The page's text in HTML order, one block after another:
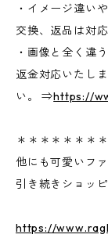
・イメージ違い
交換、返品は対
・画像と全く違
返金対応いたし
い。 ⇒https://
＊＊＊＊＊＊＊
他にも可愛いフ
引き続きショッ
https://